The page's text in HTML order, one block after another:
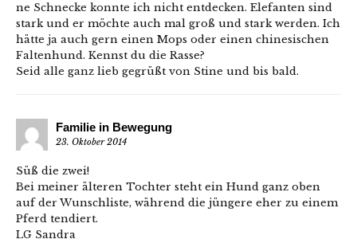
ne Schnecke konnte ich nicht entdecken. Elefanten sind
stark und er möchte auch mal groß und stark werden. Ich
hätte ja auch gern einen Mops oder einen chinesischen
Faltenhund. Kennst du die Rasse?
Seid alle ganz lieb gegrüßt von Stine und bis bald.
Familie in Bewegung
23. Oktober 2014
Süß die zwei!
Bei meiner älteren Tochter steht ein Hund ganz oben
auf der Wunschliste, während die jüngere eher zu einem
Pferd tendiert.
LG Sandra